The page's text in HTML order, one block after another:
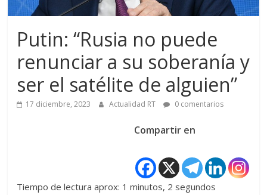
Putin: “Rusia no puede
renunciar a su soberanía y
ser el satélite de alguien”
17 diciembre, 2023 Actualidad RT 0 comentarios
Compartir en
Tiempo de lectura aprox: 1 minutos, 2 segundos